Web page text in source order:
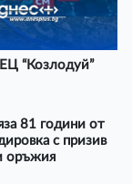
“Козлодуй”
81 години от
с призив
оръжия